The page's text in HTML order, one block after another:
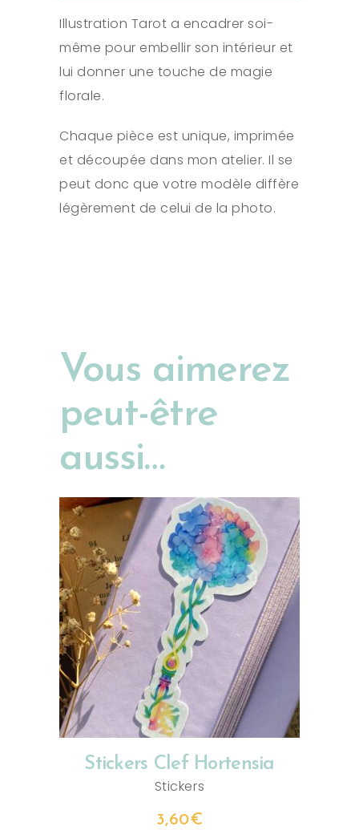
Illustration Tarot a encadrer soi-
même pour embellir son intérieur et
lui donner une touche de magie
florale.
Chaque pièce est unique, imprimée
et découpée dans mon atelier. Il se
peut donc que votre modèle diffère
légèrement de celui de la photo.
Vous aimerez
peut-être
aussi…
AJOUTER AU PANIER
Stickers Clef Hortensia
Stickers
3,60€